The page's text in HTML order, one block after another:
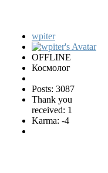
wpiter
OFFLINE
Космолог
Posts: 3087
Thank you
received: 1
Karma: -4